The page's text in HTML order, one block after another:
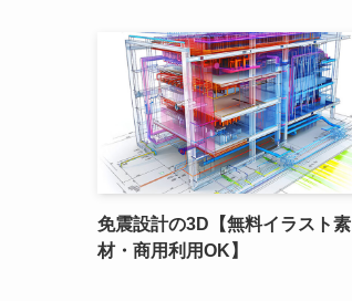
免震設計の3D【無料イラスト素
材・商用利用OK】